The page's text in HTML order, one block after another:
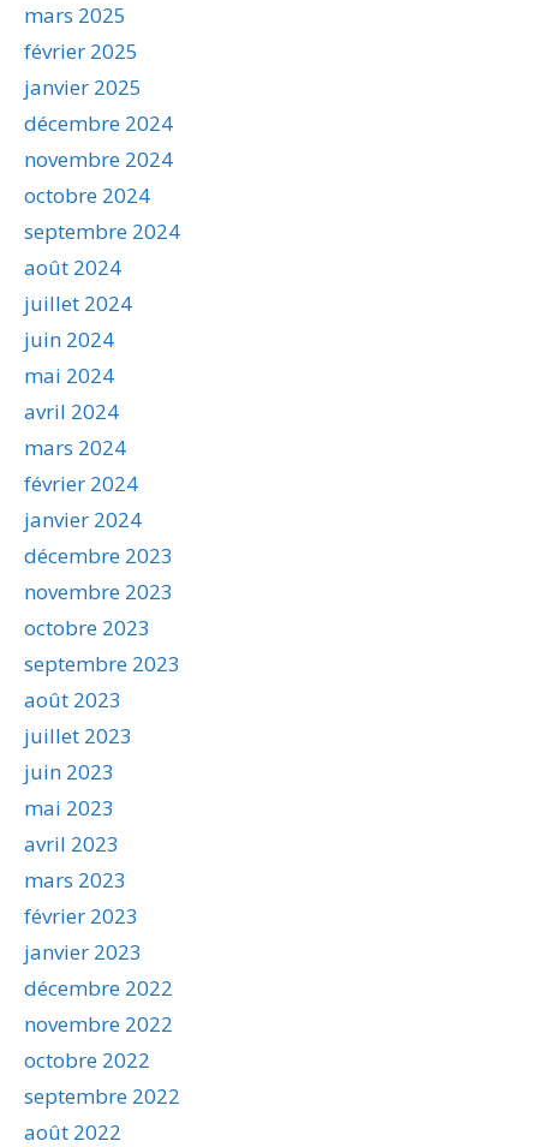
mars 2025
février 2025
janvier 2025
décembre 2024
novembre 2024
octobre 2024
septembre 2024
août 2024
juillet 2024
juin 2024
mai 2024
avril 2024
mars 2024
février 2024
janvier 2024
décembre 2023
novembre 2023
octobre 2023
septembre 2023
août 2023
juillet 2023
juin 2023
mai 2023
avril 2023
mars 2023
février 2023
janvier 2023
décembre 2022
novembre 2022
octobre 2022
septembre 2022
août 2022